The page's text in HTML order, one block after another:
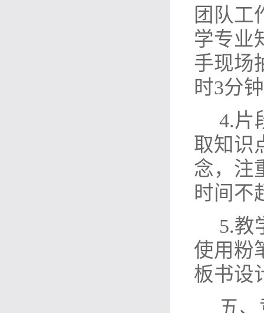
团队工
学专业
手现场
时3分
4.片
取知识
念，注
时间不
5.教
使用粉
板书设
五